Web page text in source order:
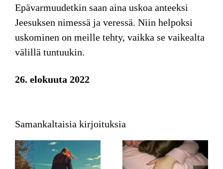
Epävarmuudetkin saan aina uskoa anteeksi
Jeesuksen nimessä ja veressä. Niin helpoksi
uskominen on meille tehty, vaikka se vaikealta
välillä tuntuukin.
26. elokuuta 2022
Samankaltaisia kirjoituksia